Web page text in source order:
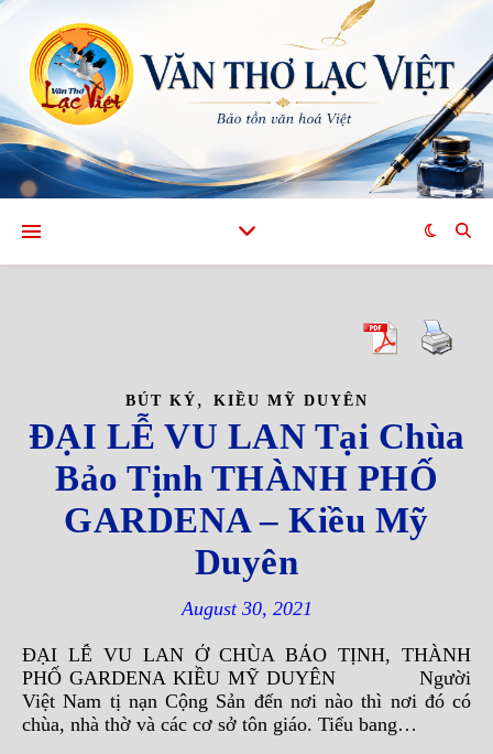
BÚT KÝ , KIỀU MỸ DUYÊN
ĐẠI LỄ VU LAN Tại Chùa
Bảo Tịnh THÀNH PHỐ
GARDENA – Kiều Mỹ
Duyên
August 30, 2021
ĐẠI LỄ VU LAN Ở CHÙA BẢO TỊNH, THÀNH
PHỐ GARDENA KIỀU MỸ DUYÊN Người
Việt Nam tị nạn Cộng Sản đến nơi nào thì nơi đó có
chùa, nhà thờ và các cơ sở tôn giáo. Tiểu bang…